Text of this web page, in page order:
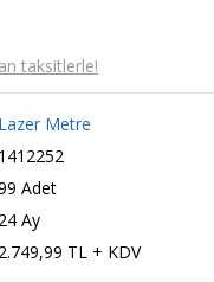
taksitlerle!
Lazer Metre
1412252
Adet
24 Ay
2.749,99 TL + KDV